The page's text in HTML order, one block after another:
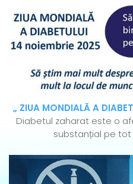
„ ZIUA MONDIALĂ A
Diabetul zaharat este o
substanțial pe tot